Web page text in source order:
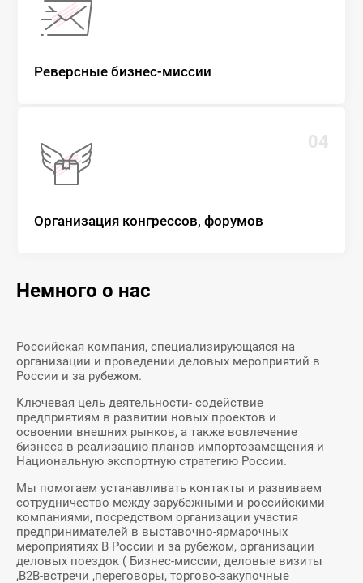
Немного о нас
Российская компания, специализирующаяся на
организации и проведении деловых мероприятий в
России и за рубежом.
Ключевая цель деятельности- содействие
предприятиям в развитии новых проектов и
освоении внешних рынков, а также вовлечение
бизнеса в реализацию планов импортозамещения и
Национальную экспортную стратегию России.
Мы помогаем устанавливать контакты и развиваем
сотрудничество между зарубежными и российскими
компаниями, посредством организации участия
предпринимателей в выставочно-ярмарочных
мероприятиях В России и за рубежом, организации
деловых поездок ( Бизнес-миссии, деловые визиты
,В2В-встречи ,переговоры, торгово-закупочные
Реверсные бизнес-миссии
04
Организация конгрессов, форумов